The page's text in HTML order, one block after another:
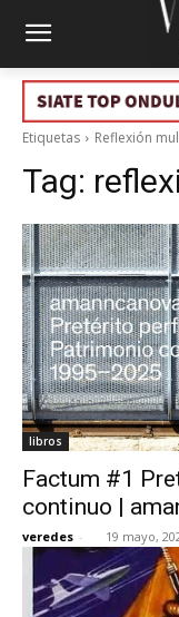
Etiquetas Reflexión
Tag:
libros
Factum #1
continuo |
veredes - 19 mayo,